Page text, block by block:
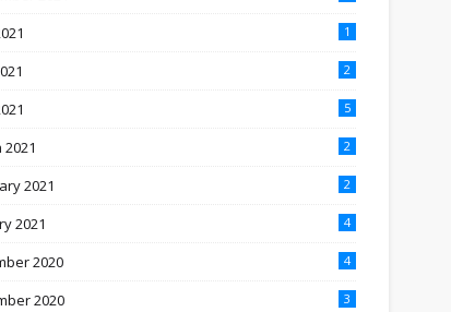
1
2
5
2
2021 2
2021 4
2020 4
2020 3